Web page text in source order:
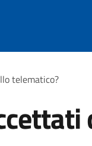
telematico?